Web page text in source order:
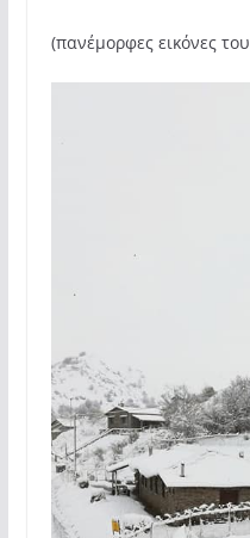
(πανέμορφες εικόνες του